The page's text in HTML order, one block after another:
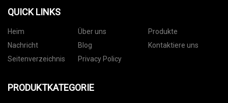
QUICK LINKS
Heim Über uns
Produkte
Nachricht
Blog
Kontaktiere uns
Seitenverzeichnis
Privacy Policy
PRODUKTKATEGORIE